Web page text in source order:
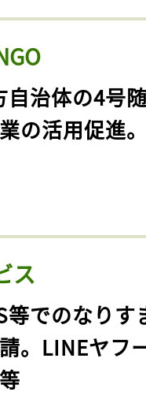
自治体の4号
の活用促進
ス
等でのなりす
。LINEヤフ